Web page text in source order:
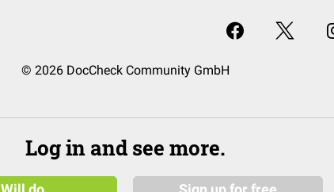
© 2026 DocCheck Community GmbH
Log in and see more.